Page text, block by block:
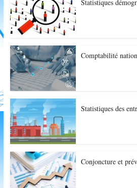
Statistiques
Comptabilité
Statistiques des
Conjoncture et